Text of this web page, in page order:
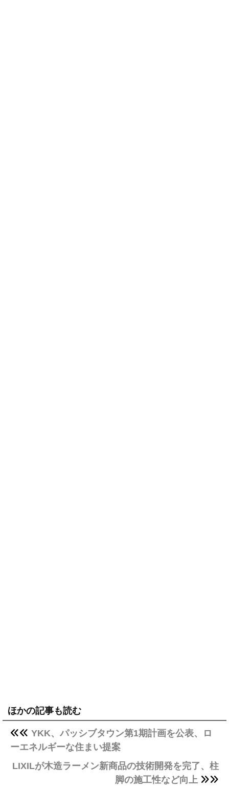
ほかの記事も読む
YKK、パッシブタウン第1期計画を公表、ロ
ーエネルギーな住まい提案
LIXILが木造ラーメン新商品の技術開発を完了、柱
脚の施工性など向上